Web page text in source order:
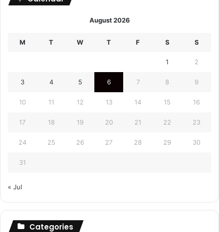
August 2026
M T W T F S S
1 2
3 4 5 6 7 8 9
10 11 12 13 14 15 16
17 18 19 20 21 22 23
24 25 26 27 28 29 30
31
« Jul
Categories